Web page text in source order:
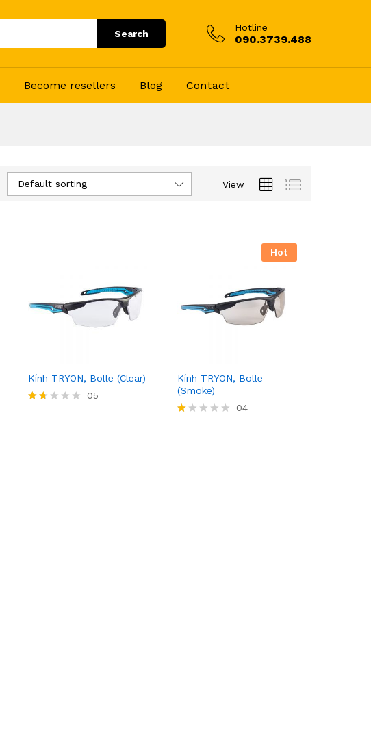
Search
Hotline
090.3739.488
Become resellers Blog Contact
View
Default sorting
Kính TRYON, Bolle (Clear)
05
Hot
Kính TRYON, Bolle
(Smoke)
04